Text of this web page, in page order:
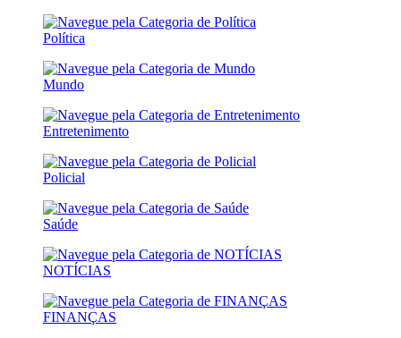
Política
Mundo
Entretenimento
Policial
Saúde
NOTÍCIAS
FINANÇAS